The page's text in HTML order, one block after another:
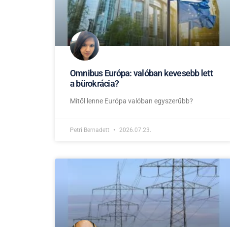
Omnibus Európa: valóban kevesebb lett
a bürokrácia?
Mitől lenne Európa valóban egyszerűbb?
Petri Bernadett 2026.07.23.